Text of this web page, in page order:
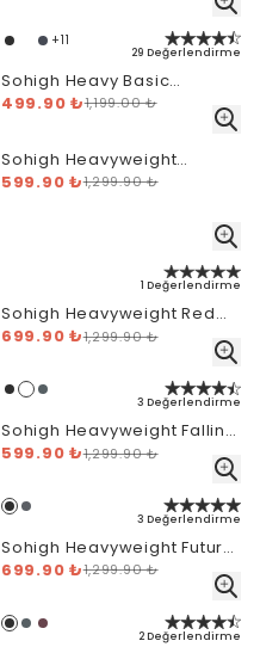
+11
29 Değerlendirme
Sohigh Heavy Basic
Oversize T-Shirt - Gri
499.90 ₺1,199.00 ₺
Sohigh Heavyweight
599.90 ₺1,299.90 ₺
1 Değerlendirme
Sohigh Heavyweight Red
Star Logo T-Shirt - Siyah
699.90 ₺1,299.90 ₺
3 Değerlendirme
Sohigh Heavyweight Falling
Star T-Shirt - Beyaz
599.90 ₺1,299.90 ₺
3 Değerlendirme
Sohigh Heavyweight Future
Logo T-Shirt - Siyah
699.90 ₺1,299.90 ₺
2 Değerlendirme